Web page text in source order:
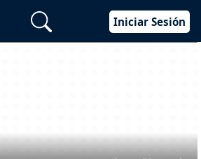
Iniciar Sesión